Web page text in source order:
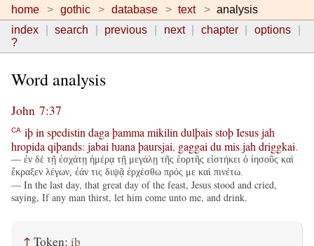
home gothic database text
analysis
index
search previous next chapter
options
?
Word analysis
John 7:37
CA iþin spedistin daga þamma mikilin dulþaisstoþIesusjah
hropida qiþands: jabai ƕana þaursjai, gaggai du misjah driggkai.
— ἐν δὲ τῇ ἐσχάτῃ ἡμέρᾳ τῇ μεγάλῃ τῆς ἑορτῆς εἱστήκει ὁ ἰησοῦς καὶ
ἔκραξεν λέγων, ἐάν τις διψᾷ ἐρχέσθω πρός με καὶ πινέτω.
— In the last day, that great day of the feast, Jesus stood and cried,
saying, If any man thirst, let him come unto me, and drink.
↑ Token: iþ